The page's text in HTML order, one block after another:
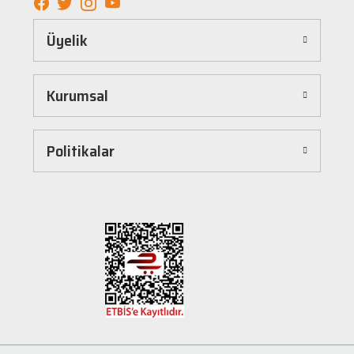
Kolay ve Hızlı Alışveriş Deneyimi
Hepnalbur.com, kullanıcı dostu arayüzü sayesinde alışverişi keyifli bir deneyime
dönüştürür. Ürünleri kategorilere göre sıralayabilir, arama kutusunu kullanarak
istediğiniz ürünü anında bulabilirsiniz. Ayrıca ürün sayfalarımızda detaylı açıklamalar ve
ürün özellikleri yer alır, böylece tercih etmek istediğiniz ürün hakkında tüm bilgilere
hızlıca siparişinizi tamamlayabilirsiniz.
Hızlı Kargo ve Güvenilir Teslimat
Hepnalbur.com olarak müşterilerimize en hızlı şekilde ürünlerini ulaştırmak için özenle
Müşteri Destek Hattı ile İletişim
Herhangi bir soru, öneri veya şikayetiniz için müşteri destek ekibimiz her zaman
hizmetinizdedir. İletişim sayfamız üzerinden bize ulaşabilir veya canlı destek
hattımızdan anında yardım alabilirsiniz. Siz değerli müşterilerimizin memnuniyeti, en
Üyelik
Kurumsal
Politikalar